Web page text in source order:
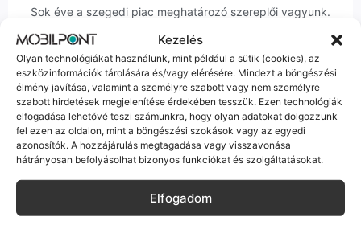
Kezelés
Olyan technológiákat használunk, mint például a sütik (cookies), az
eszközinformációk tárolására és/vagy elérésére. Mindezt a böngészési
élmény javítása, valamint a személyre szabott vagy nem személyre
szabott hirdetések megjelenítése érdekében tesszük. Ezen technológiák
elfogadása lehetővé teszi számunkra, hogy olyan adatokat dolgozzunk
fel ezen az oldalon, mint a böngészési szokások vagy az egyedi
azonosítók. A hozzájárulás megtagadása vagy visszavonása
hátrányosan befolyásolhat bizonyos funkciókat és szolgáltatásokat.
Elfogadom
Sok éve a szegedi piac meghatározó szereplői vagyunk.
ember veszi fel a telefont, és személyesen is megtalálsz
minket Szegeden.
Korrekt Ügyintézés
Hibázni emberi dolog, de a felelősségvállalás nálunk alap.
Ha ritkán előfordul egy hiba, nem kifogásokat keresünk,